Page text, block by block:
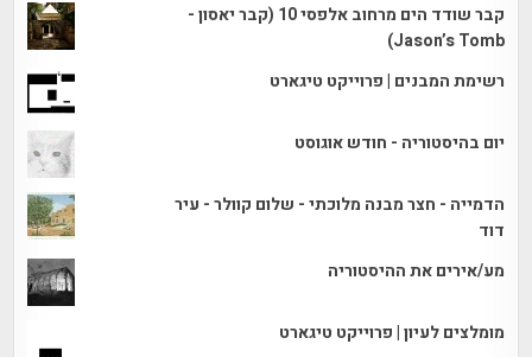
קבר שודד הים מרחוב אלפסי 10 (קבר יאסון -
Jason’s Tomb)
רשימת המבנים | פרוייקט טיגארט
יום בהיסטוריה - חודש אוגוסט
הדמייה - חצר מבנה מלוכתי - שלום קוולר - עיר
דוד
מע/אירים את ההיסטוריה
מומלצים לעיון | פרוייקט טיגארט